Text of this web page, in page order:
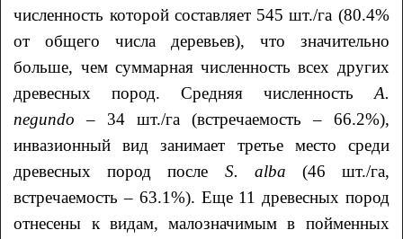
численность которой составляет 545 шт./га (80.4%
от общего числа деревьев), что значительно
больше, чем суммарная численность всех других
древесных пород. Средняя численность A.
negundo – 34 шт./га (встречаемость – 66.2%),
инвазионный вид занимает третье место среди
древесных пород после S. alba (46 шт./га,
встречаемость – 63.1%). Еще 11 древесных пород
отнесены к видам, малозначимым в пойменных